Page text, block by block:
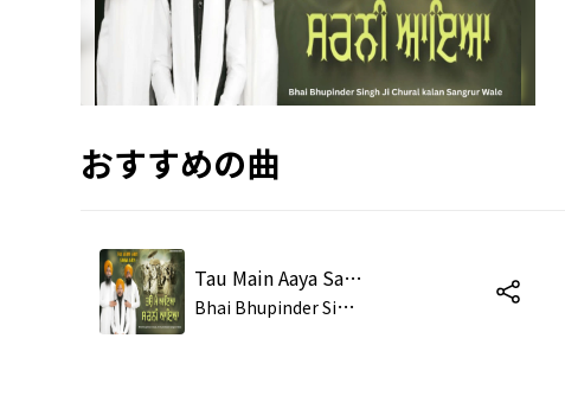
おすすめの曲
Tau Main Aaya Sarni Aaya
B
hai Bhupinder Singh Ji Chural Kalan Sangrur Wale